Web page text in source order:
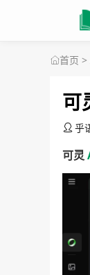
首页 >
可
乎
可灵